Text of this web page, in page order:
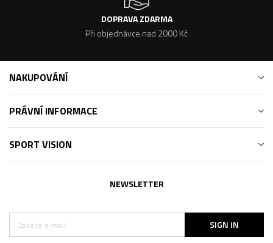
DOPRAVA ZDARMA
Při objednávce nad 2000 Kč
NAKUPOVÁNÍ
PRÁVNÍ INFORMACE
SPORT VISION
NEWSLETTER
SIGN IN